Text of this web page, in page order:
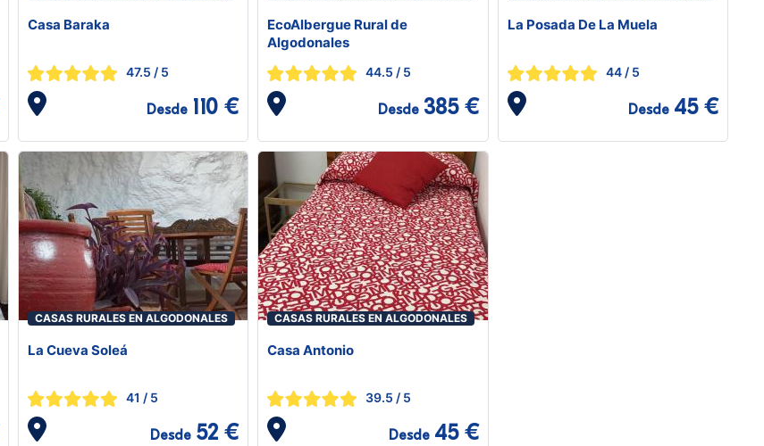
Casa Baraka
47.5 / 5
Desde 110 €
EcoAlbergue Rural de
Algodonales
44.5 / 5
Desde 385 €
La Posada De La Muela
44/ 5
Desde 45 €
CASAS RURALES EN ALGODONALES
La Cueva Soleá
41 / 5
Desde 52 €
CASAS RURALES EN ALGODONALES
Casa Antonio
39.5 / 5
Desde 45 €